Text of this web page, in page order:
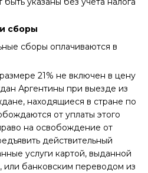
сборы
сборы оплачиваются в
21% не включен в цену
Аргентины при выезде из
находящиеся в стране по
от уплаты этого
на освобождение от
действительный
услуги картой, выданной
или банковским переводом из